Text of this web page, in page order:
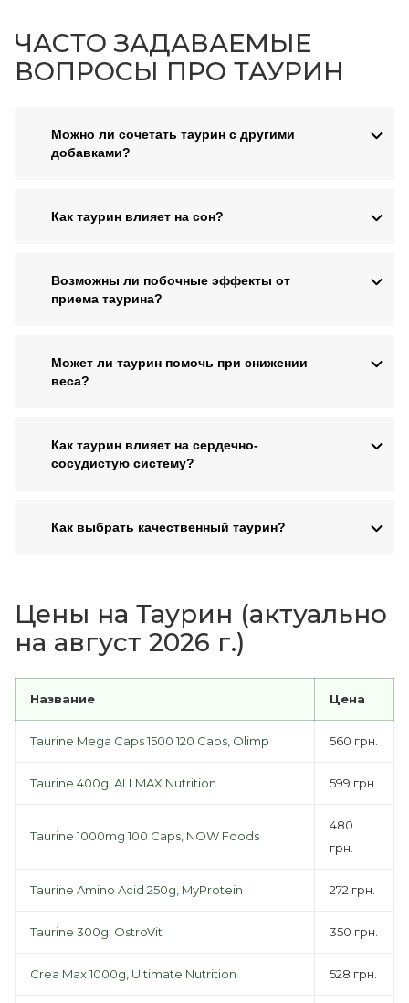
ЧАСТО ЗАДАВАЕМЫЕ
ВОПРОСЫ ПРО ТАУРИН
Можно ли сочетать таурин с другими
добавками?
Как таурин влияет на сон?
Возможны ли побочные эффекты от
приема таурина?
Может ли таурин помочь при снижении
веса?
Как таурин влияет на сердечно-
сосудистую систему?
Как выбрать качественный таурин?
Цены на Таурин (актуально
на август 2026 г.)
Название Цена
Taurine Mega Caps 1500 120 Сaps, Olimp 560 грн.
Taurine 400g, ALLMAX Nutrition 599 грн.
Taurine 1000mg 100 Caps, NOW Foods
480
грн.
Taurine Amino Acid 250g, MyProtein 272 грн.
Taurine 300g, OstroVit 350 грн.
Crea Max 1000g, Ultimate Nutrition 528 грн.